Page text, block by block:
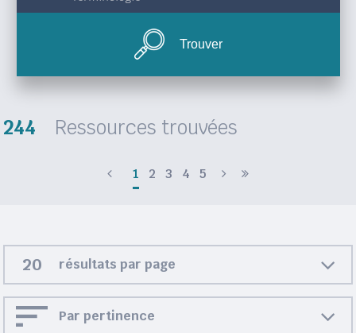
Trouver
244 Ressources trouvées
1 2 3 4 5
résultats par page
Par pertinence